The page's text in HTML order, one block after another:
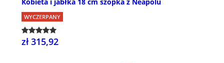
WYCZERPANY
zł 315,92